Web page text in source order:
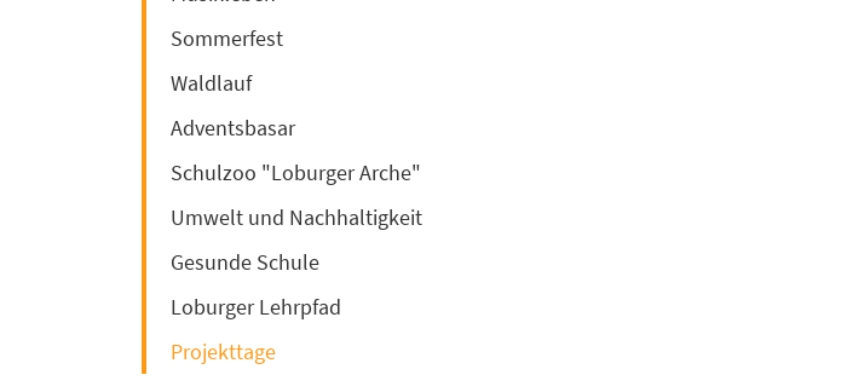
Sommerfest
Waldlauf
Adventsbasar
Schulzoo "Loburger Arche"
Umwelt und Nachhaltigkeit
Gesunde Schule
Loburger Lehrpfad
Projekttage